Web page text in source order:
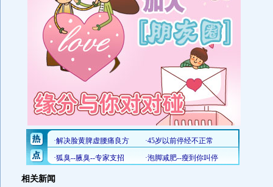
相关新闻